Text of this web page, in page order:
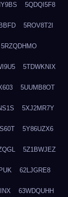
5QDQI5F8
5ROV8T2I
5RZQDHMO
5TDWKNIX
5UUMB8OT
5XJ2MR7Y
5Y86UZX6
5Z1BWJEZ
62LJGRE8
63WDQUHH